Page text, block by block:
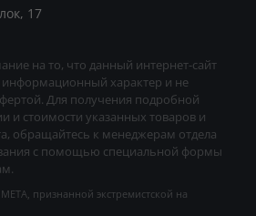
на то, что данный интернет-сайт
характер и не
Для получения подробной
и стоимости указанных товаров и
обращайтесь к менеджерам отдела
с помощью специальной формы
признанной экстремистской на
17